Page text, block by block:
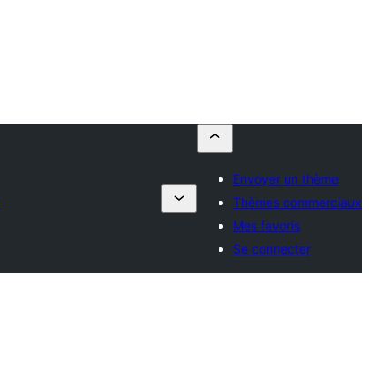
Envoyer un thème
Thèmes commerciaux
Mes favoris
Se connecter